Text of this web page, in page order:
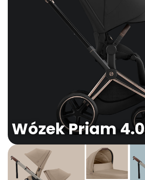
Wózek Priam 4.0